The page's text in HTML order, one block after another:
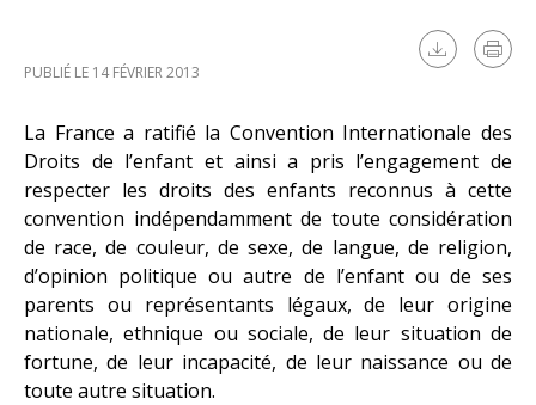
PUBLIÉ LE 14 FÉVRIER 2013
La France a ratifié la Convention Internationale des
Droits de l’enfant et ainsi a pris l’engagement de
respecter les droits des enfants reconnus à cette
convention indépendamment de toute considération
de race, de couleur, de sexe, de langue, de religion,
d’opinion politique ou autre de l’enfant ou de ses
parents ou représentants légaux, de leur origine
nationale, ethnique ou sociale, de leur situation de
fortune, de leur incapacité, de leur naissance ou de
toute autre situation.